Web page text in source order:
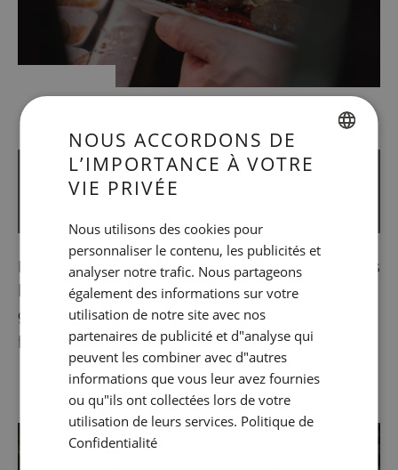
CIRCUIT DES “TAPAS ET
Dégustez de petits encas et des “tapas
” dans
le quartier duPoble Sec. Un circuit
gastronomique authentique qui réjouira vos
papilles.
SPANISH
GERMAN
RUSSIAN
NOUS ACCORDONS DE
L’IMPORTANCE À VOTRE
VIE PRIVÉE
Nous utilisons des cookies pour
personnaliser le contenu, les publicités et
analyser notre trafic. Nous partageons
également des informations sur votre
utilisation de notre site avec nos
partenaires de publicité et d"analyse qui
peuvent les combiner avec d"autres
informations que vous leur avez fournies
ou qu"ils ont collectées lors de votre
utilisation de leurs services. Politique de
Confidentialité